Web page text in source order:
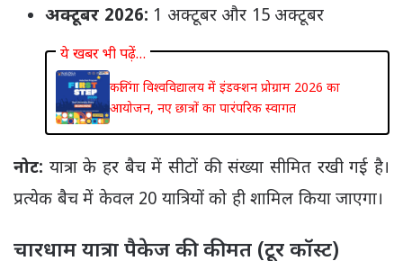
अक्टूबर 2026: 1 अक्टूबर और 15 अक्टूबर
ये खबर भी पढ़ें…
कलिंगा विश्वविद्यालय में इंडक्शन प्रोग्राम 2026 का
आयोजन, नए छात्रों का पारंपरिक स्वागत
नोट: यात्रा के हर बैच में सीटों की संख्या सीमित रखी गई है।
प्रत्येक बैच में केवल 20 यात्रियों को ही शामिल किया जाएगा।
चारधाम यात्रा पैकेज की कीमत (टूर कॉस्ट)